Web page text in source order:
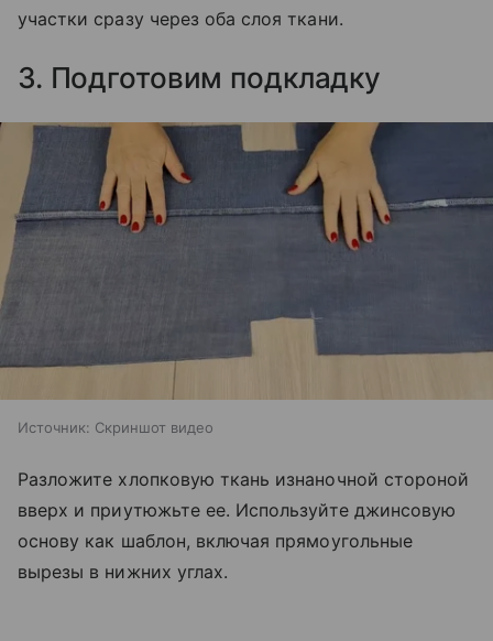
участки сразу через оба слоя ткани.
3. Подготовим подкладку
Источник: Скриншот видео
Разложите хлопковую ткань изнаночной стороной
вверх и приутюжьте ее. Используйте джинсовую
основу как шаблон, включая прямоугольные
вырезы в нижних углах.